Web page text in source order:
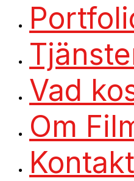
Vad
Om
Kontakt